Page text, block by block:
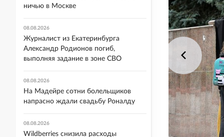
ничью в Москве
08.08.2026
Журналист из Екатеринбурга
Александр Родионов погиб,
выполняя задание в зоне СВО
08.08.2026
На Мадейре сотни болельщиков
напрасно ждали свадьбу Роналду
08.08.2026
Wildberries снизила расходы